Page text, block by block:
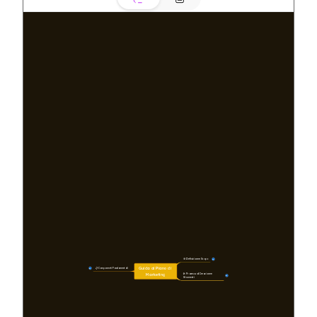
🧭 Definizione e Scopo
📋 Componenti Fondamentali
🛠️ Processo di Creazione e
Strumenti
20
Guida al Piano di
Marketing